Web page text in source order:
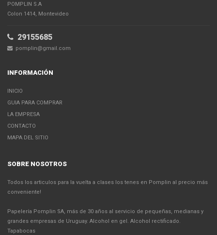
POMPLIN S.A
Colon 1414, Montevideo
29155685
pomplin@gmail.com
INFORMACIÓN
INICIO
GUIA PARA COMPRAR
LA EMPRESA
CONTACTO
MAPA DEL SITIO
SOBRE NOSOTROS
Todos los articulos para la vuelta a clases los tenes en Pomplin al precio más
conveniente!
Papelería Pomplin SA, más de 30 años al servicio de pequeñas, medianas y
grandes empresas de Uruguay. Alcohol en gel. Alcohol rectificado.
Tapabocas